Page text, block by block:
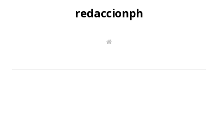
redaccionph
W